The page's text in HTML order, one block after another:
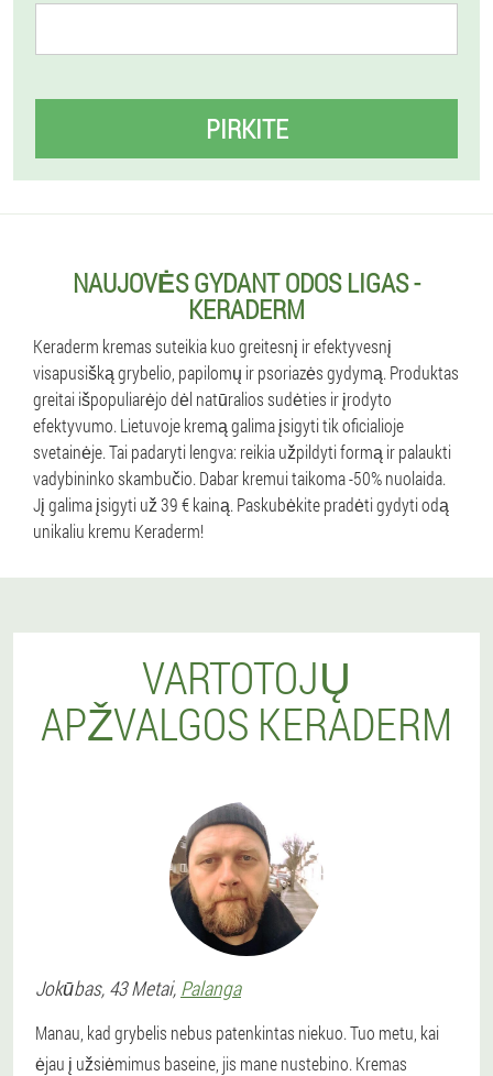
PIRKITE
NAUJOVĖS GYDANT ODOS LIGAS -
KERADERM
Keraderm kremas suteikia kuo greitesnį ir efektyvesnį
visapusišką grybelio, papilomų ir psoriazės gydymą. Produktas
greitai išpopuliarėjo dėl natūralios sudėties ir įrodyto
efektyvumo. Lietuvoje kremą galima įsigyti tik oficialioje
svetainėje. Tai padaryti lengva: reikia užpildyti formą ir palaukti
vadybininko skambučio. Dabar kremui taikoma -50% nuolaida.
Jį galima įsigyti už 39 € kainą. Paskubėkite pradėti gydyti odą
unikaliu kremu Keraderm!
VARTOTOJŲ
APŽVALGOS KERADERM
Jokūbas, 43 Metai, Palanga
Manau, kad grybelis nebus patenkintas niekuo. Tuo metu, kai
ėjau į užsiėmimus baseine, jis mane nustebino. Kremas